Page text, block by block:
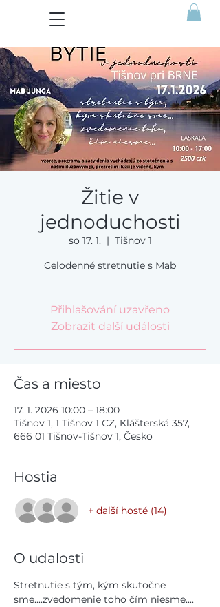
Žitie v
jednoduchosti
so 17. 1.
  |
Tišnov 1
Celodenné stretnutie s Mab
Přihlašování uzavřeno
Zobrazit další události
Čas a miesto
17. 1. 2026 10:00 – 18:00
Tišnov 1, 1 Tišnov 1 CZ, Klášterská 357,
666 01 Tišnov-Tišnov 1, Česko
Hostia
+ další hosté (14)
O udalosti
Stretnutie s tým, kým skutočne
sme....zvedomenie toho čím niesme....